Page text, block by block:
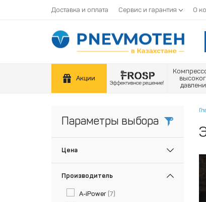
Доставка и оплата Сервис и гарантия О
Акции
Параметры выбора
Цена
Производитель
A-iPower (7)